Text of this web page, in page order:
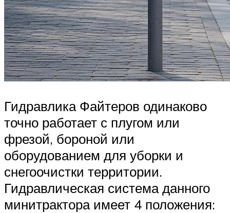
Гидравлика Файтеров одинаково
точно работает с плугом или
фрезой, бороной или
оборудованием для уборки и
снегоочистки территории.
Гидравлическая система данного
минитрактора имеет 4 положения: